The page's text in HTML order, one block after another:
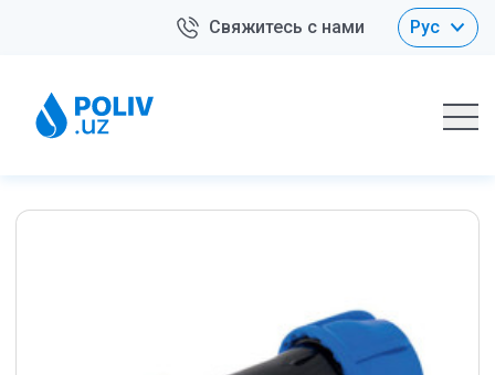
Свяжитесь с нами Рус